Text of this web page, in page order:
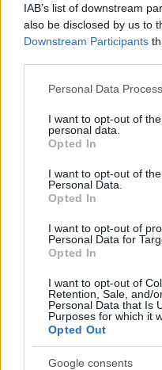
IAB’s list of downstream
also be disclosed by us to
Downstream Participants
Please note that this
not limited to your visit or
grant or deny consent to
use your data for below
consent section.
Personal Data
I want to opt-out of
personal data.
Opted In
I want to opt-out of
Personal Data.
Opted In
I want to opt-out of
Personal Data for
Opted In
I want to opt-out of
Retention, Sale, and/
Personal Data that Is
Purposes for which it
Opted Out
Google consents
E-mail cím
Feliratkozom a
szabályzatot!
LEGFRISSEBB
MEGÉRKEZETT AZ
VÍZGYŰJTŐJÉRE
Országos
Egyetem